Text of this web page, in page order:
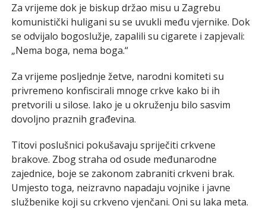
Za vrijeme dok je biskup držao misu u Zagrebu
komunistički huligani su se uvukli među vjernike. Dok
se odvijalo bogoslužje, zapalili su cigarete i zapjevali:
„Nema boga, nema boga.“
Za vrijeme posljednje žetve, narodni komiteti su
privremeno konfiscirali mnoge crkve kako bi ih
pretvorili u silose. Iako je u okruženju bilo sasvim
dovoljno praznih građevina.
Titovi poslušnici pokušavaju spriječiti crkvene
brakove. Zbog straha od osude međunarodne
zajednice, boje se zakonom zabraniti crkveni brak.
Umjesto toga, neizravno napadaju vojnike i javne
službenike koji su crkveno vjenčani. Oni su laka meta.